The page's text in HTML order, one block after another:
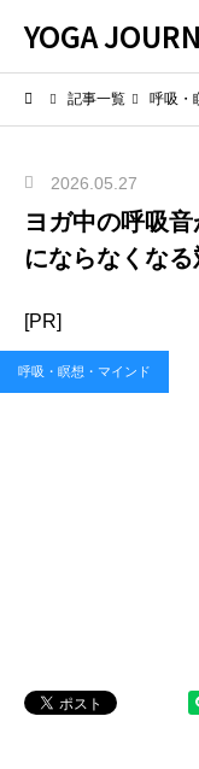
YOGA
記事一覧 呼吸・
2026.05.27
ヨガ中の呼吸
にならなくな
[PR]
呼吸・瞑想・マインド